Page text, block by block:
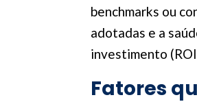
benchmarks ou
adotadas e a
investimento
Fatores